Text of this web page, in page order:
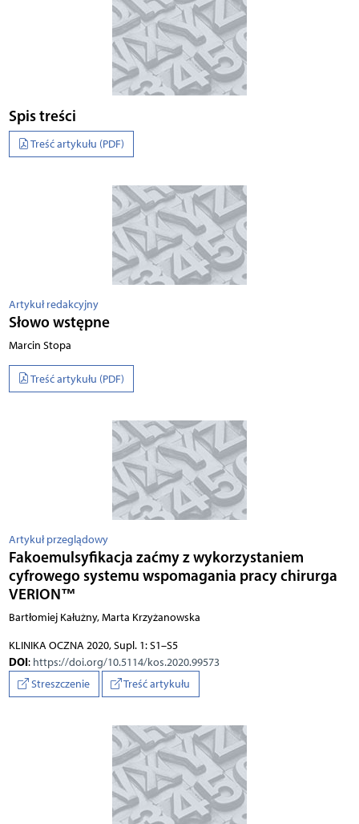
Spis treści
Treść artykułu (PDF)
Artykuł redakcyjny
Słowo wstępne
Marcin Stopa
Treść artykułu (PDF)
Artykuł przeglądowy
Fakoemulsyfikacja zaćmy z wykorzystaniem
cyfrowego systemu wspomagania pracy chirurga
VERION™
Bartłomiej Kałużny, Marta Krzyżanowska
KLINIKA OCZNA 2020, Supl. 1: S1–S5
DOI: https://doi.org/10.5114/kos.2020.99573
Streszczenie
Treść artykułu